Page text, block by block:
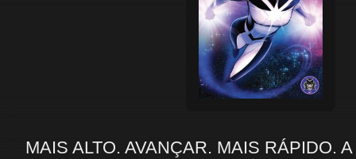
MAIS ALTO. AVANÇAR. MAIS RÁPIDO.